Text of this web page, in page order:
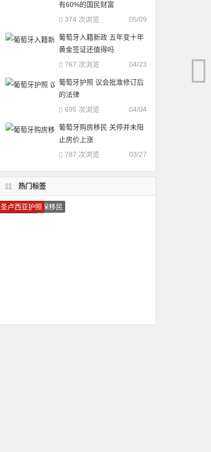
有60%的国民财富
05/09
374 次浏览
葡萄牙入籍新政 五年变十年
黄金签证还值得吗
04/23
767 次浏览
葡萄牙护照 议会批准修订后
的法律
04/04
695 次浏览
葡萄牙购房移民 关停并未阻
止房价上涨
03/27
787 次浏览
热门标签
加拿大技术移民
葡萄牙投资移民
美国移民
圣基茨护照
葡萄牙移民
瓦努阿图护照
多米尼克护照
移民加拿大
圣卢西亚移民
移民葡萄牙
加拿大移民
圣基茨移民
马耳他护照
移民希腊
瓦努阿图移民
希腊投资移民
加拿大雇主担保移民
希腊移民
马耳他移民
圣卢西亚护照